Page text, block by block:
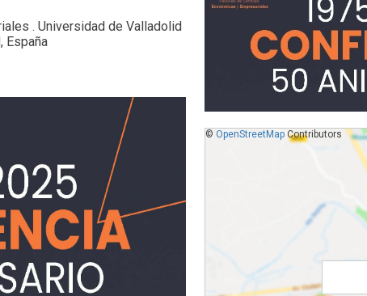
. Universidad de Valladolid
España
© OpenStreetMapContributors